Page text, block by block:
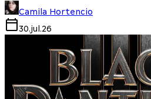
Camila Hortencio
30.jul.26